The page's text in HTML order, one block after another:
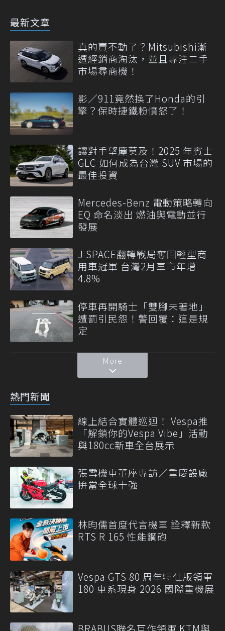
最新文章
真的賣不動了？Mitsubishi漸
遭經銷商淘汰，並且專注二手
市場尋商機！
影／911竟然換了Honda的引
擎？保時捷鐵粉憤怒了！
讓對手望塵莫及！2025 年賓士
GLC 如何成為台灣 SUV 市場的
最佳投資
Mercedes-Benz 電動策略轉向
EQ 命名淡出 燃油與電動並行
發展
J SPACE翻轉戰局奪回輕型商
用車冠軍 台灣2月車市年增
4.8%
停車再開騎士「雙腳未著地」
遭罰引民怨！警回覆：這是規
定
More
熱門新聞
線上結合實體巡迴！ Vespa推
「解鎖你的Vespa Vibe」活動
與180cc新車全台展示
張雪機車董座專訪／重慶設廠
拚當全球十強
林昀儒首度代言機車 詮釋新款
RTS R 165 性能鋼砲
Vespa GTS 80 周年特仕版領軍
180 車系現身 2026 國際重機展
BRABUS聯名巨作領軍 KTM與